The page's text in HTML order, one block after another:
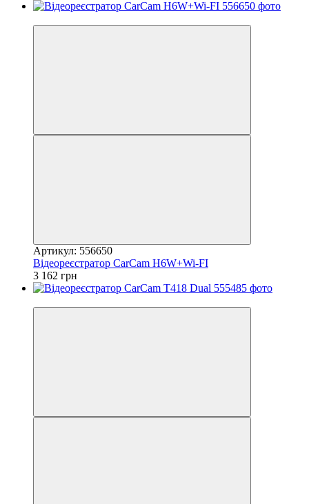
Артикул: 556650
Відеореєстратор CarCam H6W+Wi-FI
3 162 грн